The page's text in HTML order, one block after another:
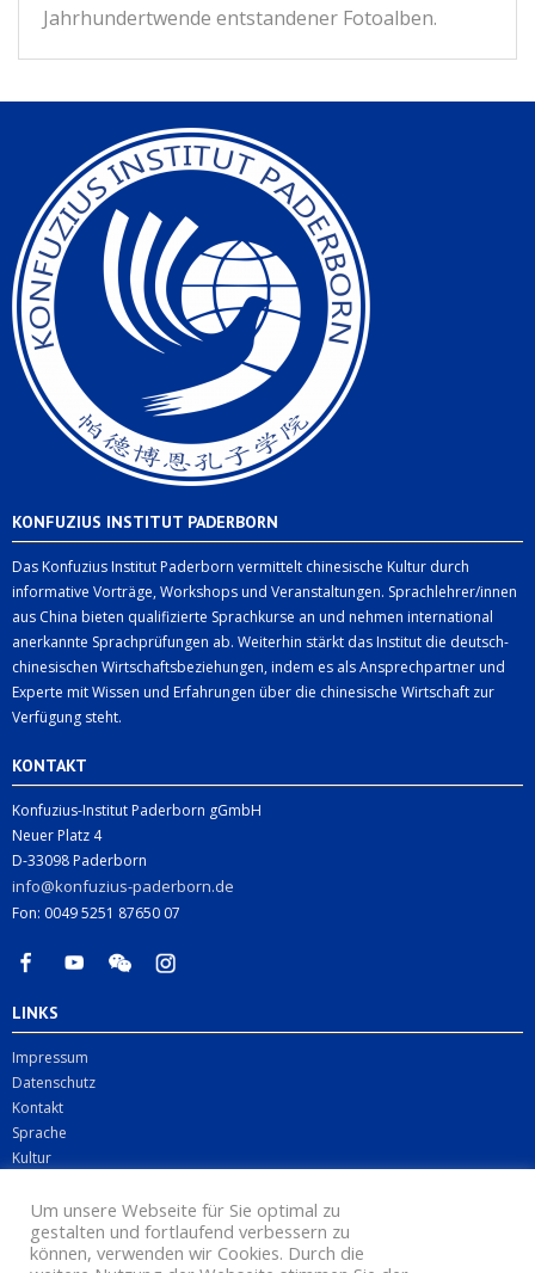
Jahrhundertwende entstandener Fotoalben.
KONFUZIUS INSTITUT PADERBORN
Das Konfuzius Institut Paderborn vermittelt chinesische Kultur durch
informative Vorträge, Workshops und Veranstaltungen. Sprachlehrer/innen
aus China bieten qualifizierte Sprachkurse an und nehmen international
anerkannte Sprachprüfungen ab. Weiterhin stärkt das Institut die deutsch-
chinesischen Wirtschaftsbeziehungen, indem es als Ansprechpartner und
Experte mit Wissen und Erfahrungen über die chinesische Wirtschaft zur
Verfügung steht.
KONTAKT
Konfuzius-Institut Paderborn gGmbH
Neuer Platz 4
D-33098 Paderborn
info@konfuzius-paderborn.de
Fon: 0049 5251 87650 07
LINKS
Impressum
Datenschutz
Kontakt
Sprache
Kultur
Business
Um unsere Webseite für Sie optimal zu
gestalten und fortlaufend verbessern zu
können, verwenden wir Cookies. Durch die